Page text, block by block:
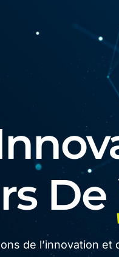
De
de l’innovation